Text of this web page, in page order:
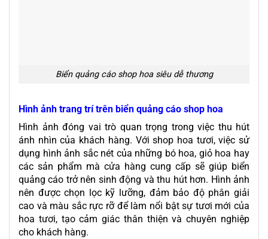
Biển quảng cáo shop hoa siêu dễ thương
Hình ảnh trang trí trên biển quảng cáo shop hoa
Hình ảnh đóng vai trò quan trọng trong việc thu hút
ánh nhìn của khách hàng. Với shop hoa tươi, việc sử
dụng hình ảnh sắc nét của những bó hoa, giỏ hoa hay
các sản phẩm mà cửa hàng cung cấp sẽ giúp biển
quảng cáo trở nên sinh động và thu hút hơn. Hình ảnh
nên được chọn lọc kỹ lưỡng, đảm bảo độ phân giải
cao và màu sắc rực rỡ để làm nổi bật sự tươi mới của
hoa tươi, tạo cảm giác thân thiện và chuyên nghiệp
cho khách hàng.